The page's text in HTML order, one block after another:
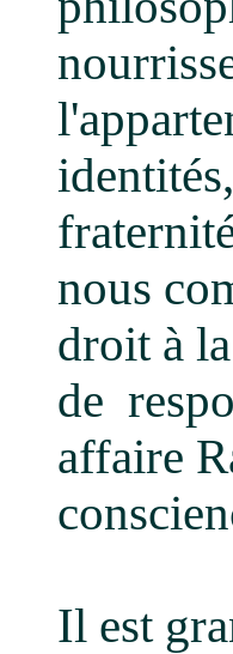
nous
droit à
de
affaire
Il est